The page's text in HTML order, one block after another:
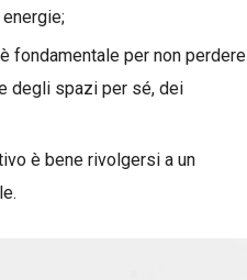
fondamentale per non perdere
degli spazi per sé, dei
è bene rivolgersi a un